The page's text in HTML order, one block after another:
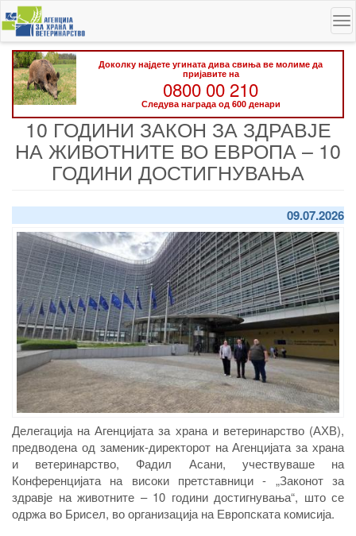
Skip
to
main
content
Доколку најдете угината дива свиња ве молиме да
пријавите на
0800 00 210
Следува награда од 600 денари
10 ГОДИНИ ЗАКОН ЗА ЗДРАВЈЕ
НА ЖИВОТНИТЕ ВО ЕВРОПА – 10
ГОДИНИ ДОСТИГНУВАЊА
09.07.2026
Делегација на Агенцијата за храна и ветеринарство (АХВ),
предводена од заменик-директорот на Агенцијата за храна
и ветеринарство, Фадил Асани, учествуваше на
Конференцијата на високи претставници - „Законот за
здравје на животните – 10 години достигнувања“, што се
одржа во Брисел, во организација на Европската комисија.